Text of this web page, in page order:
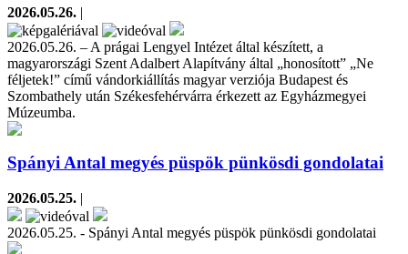
2026.05.26. |
2026.05.26. – A prágai Lengyel Intézet által készített, a
magyarországi Szent Adalbert Alapítvány által „honosított” „Ne
féljetek!” című vándorkiállítás magyar verziója Budapest és
Szombathely után Székesfehérvárra érkezett az Egyházmegyei
Múzeumba.
Spányi Antal megyés püspök pünkösdi gondolatai
2026.05.25. |
2026.05.25. - Spányi Antal megyés püspök pünkösdi gondolatai